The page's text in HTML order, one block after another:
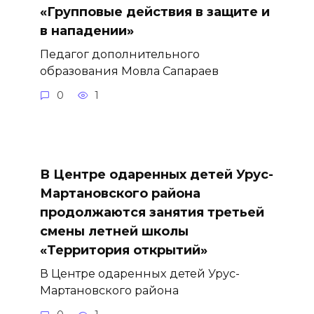
«Групповые действия в защите и
в нападении»
Педагог дополнительного
образования Мовла Сапараев
0 1
В Центре одаренных детей Урус-
Мартановского района
продолжаются занятия третьей
смены летней школы
«Территория открытий»
В Центре одаренных детей Урус-
Мартановского района